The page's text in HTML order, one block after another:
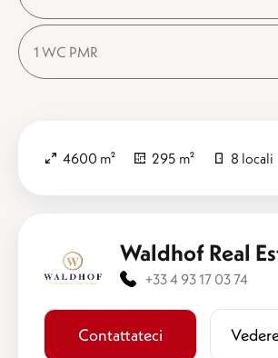
1 WC PMR
4600 m² 295 m² 8 locali
Waldhof Real
+33 4 93 17 03 74
Contattateci